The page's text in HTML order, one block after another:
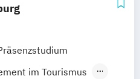
im Tourismus